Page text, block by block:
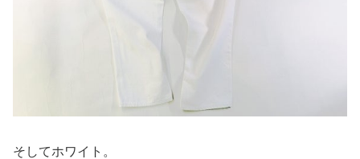
そしてホワイト。